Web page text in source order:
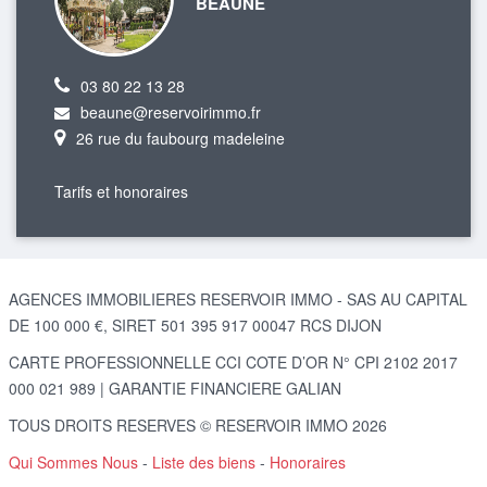
03 80 22 13 28
beaune@reservoirimmo.fr
26 rue du faubourg madeleine
Tarifs et honoraires
AGENCES IMMOBILIERES RESERVOIR IMMO - SAS AU CAPITAL
DE 100 000 €, SIRET 501 395 917 00047 RCS DIJON
CARTE PROFESSIONNELLE CCI COTE D’OR N° CPI 2102 2017
000 021 989 | GARANTIE FINANCIERE GALIAN
TOUS DROITS RESERVES © RESERVOIR IMMO 2026
Qui Sommes Nous - Liste des biens - Honoraires